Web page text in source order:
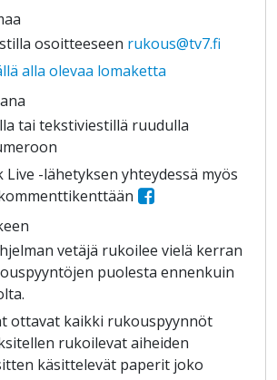
osoitteeseen rukous@tv7.fi
alla olevaa lomaketta
tai tekstiviestillä ruudulla
Live -lähetyksen yhteydessä myös
vetäjä rukoilee vielä kerran
puolesta ennenkuin
ottavat kaikki rukouspyynnöt
rukoilevat aiheiden
käsittelevät paperit joko